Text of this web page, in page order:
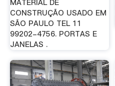
MATERIAL DE
CONSTRUÇÃO USADO EM
SÃO PAULO TEL 11
99202-4756. PORTAS E
JANELAS .